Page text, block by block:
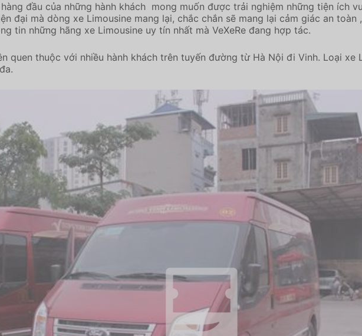
đầu của những hành khách mong muốn được trải nghiệm những tiện ích
đại mà dòng xe Limousine mang lại, chắc chắn sẽ mang lại cảm giác an toàn
tin những hãng xe Limousine uy tín nhất mà VeXeRe đang hợp tác.
quen thuộc với nhiều hành khách trên tuyến đường từ Hà Nội đi Vinh. Loại xe